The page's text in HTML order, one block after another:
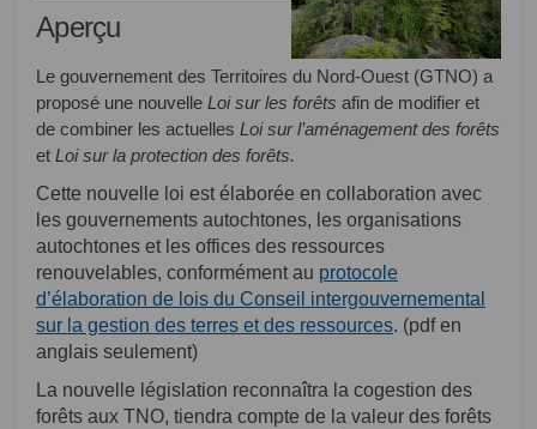
Aperçu
Le gouvernement des Territoires du Nord-Ouest (GTNO) a
proposé une nouvelle Loi sur les forêts afin de modifier et
de combiner les actuelles Loi sur l’aménagement des forêts
et Loi sur la protection des forêts.
Cette nouvelle loi est élaborée en collaboration avec
les gouvernements autochtones, les organisations
autochtones et les offices des ressources
renouvelables, conformément au protocole
d’élaboration de lois du Conseil intergouvernemental
sur la gestion des terres et des ressources(Liens externes)
. (pdf en
anglais seulement)
La nouvelle législation reconnaîtra la cogestion des
forêts aux TNO, tiendra compte de la valeur des forêts